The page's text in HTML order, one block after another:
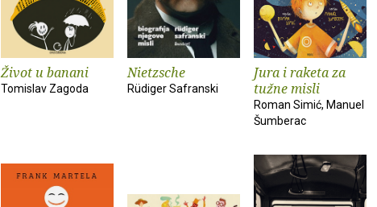
Život u banani
Tomislav Zagoda
Nietzsche
Rüdiger Safranski
Jura i raketa za
tužne misli
Roman Simić, Manuel
Šumberac